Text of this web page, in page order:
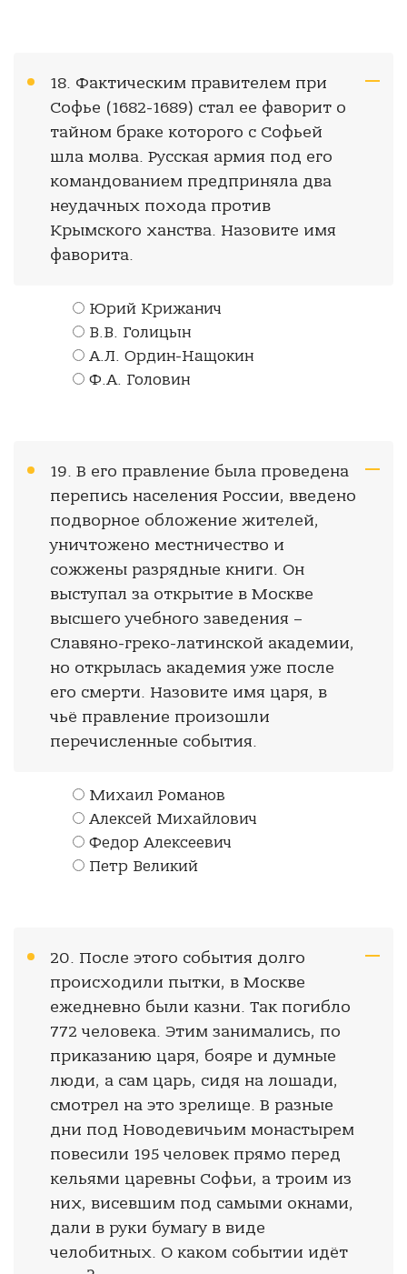
18. Фактическим правителем при
Софье (1682-1689) стал ее фаворит о
тайном браке которого с Софьей
шла молва. Русская армия под его
командованием предприняла два
неудачных похода против
Крымского ханства. Назовите имя
фаворита.
Юрий Крижанич
В.В. Голицын
А.Л. Ордин-Нащокин
Ф.А. Головин
19. В его правление была проведена
перепись населения России, введено
подворное обложение жителей,
уничтожено местничество и
сожжены разрядные книги. Он
выступал за открытие в Москве
высшего учебного заведения –
Славяно-греко-латинской академии,
но открылась академия уже после
его смерти. Назовите имя царя, в
чьё правление произошли
перечисленные события.
Михаил Романов
Алексей Михайлович
Федор Алексеевич
Петр Великий
20. После этого события долго
происходили пытки, в Москве
ежедневно были казни. Так погибло
772 человека. Этим занимались, по
приказанию царя, бояре и думные
люди, а сам царь, сидя на лошади,
смотрел на это зрелище. В разные
дни под Новодевичьим монастырем
повесили 195 человек прямо перед
кельями царевны Софьи, а троим из
них, висевшим под самыми окнами,
дали в руки бумагу в виде
челобитных. О каком событии идёт